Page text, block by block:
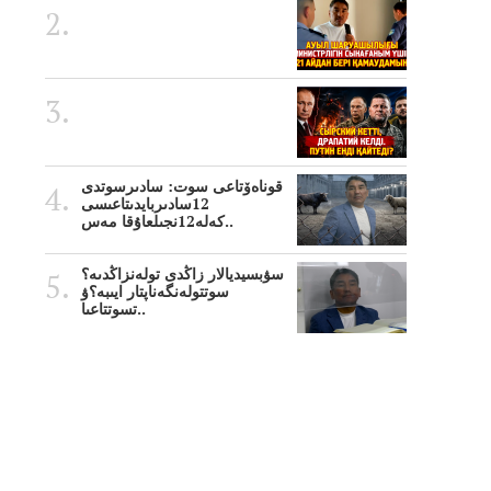
قوناەۆتاعى سوت: سادىرسوتدى
12سادىربايدىتاعىسى
كەلە12نجىلعاۇقا مەس..
سۋبسيديالار زاڭدى تولەنزاڭدىە؟
سوتتولەنگەناپتار ايىبە؟ۋ
تسوتتاعىا..